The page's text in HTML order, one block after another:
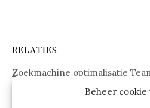
Beheer
RELATIES
Zoekmachine optimalisatie